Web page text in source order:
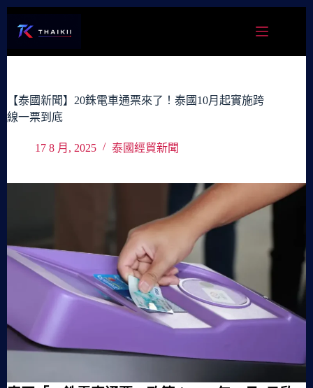
容
【泰國新聞】20銖電車通票來了！泰國10月起實施跨
線一票到底
17 8 月, 2025 泰國經貿新聞